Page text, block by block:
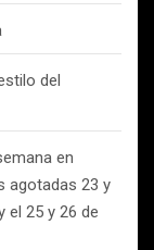
del
en
agotadas 23 y
el 25 y 26 de